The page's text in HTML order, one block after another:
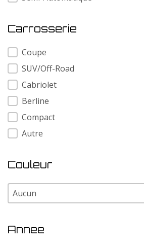
Carrosserie
Carrosserie
Coupe
SUV/Off-Road
Cabriolet
Berline
Compact
Autre
Couleur
Couleur
Couleur
Annee